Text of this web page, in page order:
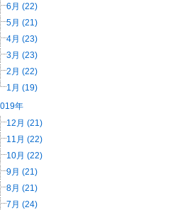
6月 (22)
5月 (21)
4月 (23)
3月 (23)
2月 (22)
1月 (19)
年
12月 (21)
11月 (22)
10月 (22)
9月 (21)
8月 (21)
7月 (24)